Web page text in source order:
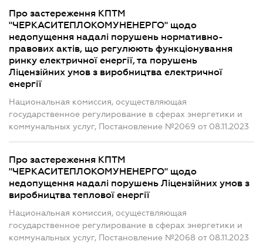
Про застереження КПТМ
"ЧЕРКАСИТЕПЛОКОМУНЕНЕРГО" щодо
недопущення надалі порушень нормативно-
правових актів, що регулюють функціонування
ринку електричної енергії, та порушень
Ліцензійних умов з виробництва електричної
енергії
Национальная комиссия, осуществляющая
государственное регулирование в сферах энергетики и
коммунальных услуг, Постановление №2069 от 08.11.2023
Про застереження КПТМ
"ЧЕРКАСИТЕПЛОКОМУНЕНЕРГО" щодо
недопущення надалі порушень Ліцензійних умов з
виробництва теплової енергії
Национальная комиссия, осуществляющая
государственное регулирование в сферах энергетики и
коммунальных услуг, Постановление №2068 от 08.11.2023